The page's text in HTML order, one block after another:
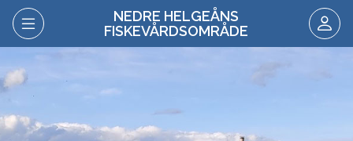
NEDRE HELGEÅNS
FISKEVÅRDSOMRÅDE